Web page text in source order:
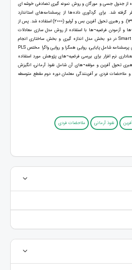
از جدول جسی و مورگان و روش نمونه گیری تصادفی خوشه ای
گرفته شد. برای گردآوری داده‌ها از پرسشنامه‌های استاندارد
آفرینندگی تورنس ( سرمد و همکاران،۱۳۹۰). و رهبری تحول آفرین بس و آولیو (2000) استفاده شد. پس از
و آزمودن فرضیه¬ها با استفاده از روش مدل سازی معادلات
ساختاری و به کمک نرم افزار Smart PLS 2 در دو بخش مدل اندازه گیری و بخش ساختاری انجام
پذیرفت. در بخش اول ویژگی های فنی پرسشنامه شامل پایایی، روایی همگرا و روایی واگرا مختص PLS
نرم افزار برای بررسی فرضیه¬های پژوهش مورد استفاده
تحول آفرین و مولفه¬های آن شامل نفوذ آرمانی، انگیزش
ملاحضات فردی بر آفرینندگی معلمان دوره دوم مقطع متوسطه
نفوذ آرمانی ملاحضات فردی